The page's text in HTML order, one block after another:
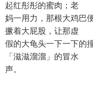
起红彤彤的蜜肉；老
妈一用力，那根大鸡巴
撅着大屁股，让那虚
假的大龟头一下一下的
「滋滋溜溜」的冒水
声。